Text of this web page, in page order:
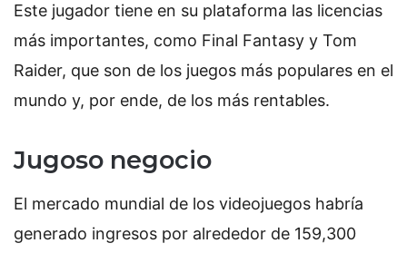
Este jugador tiene en su plataforma las licencias
más importantes, como Final Fantasy y Tom
Raider, que son de los juegos más populares en el
mundo y, por ende, de los más rentables.
Jugoso negocio
El mercado mundial de los videojuegos habría
generado ingresos por alrededor de 159,300